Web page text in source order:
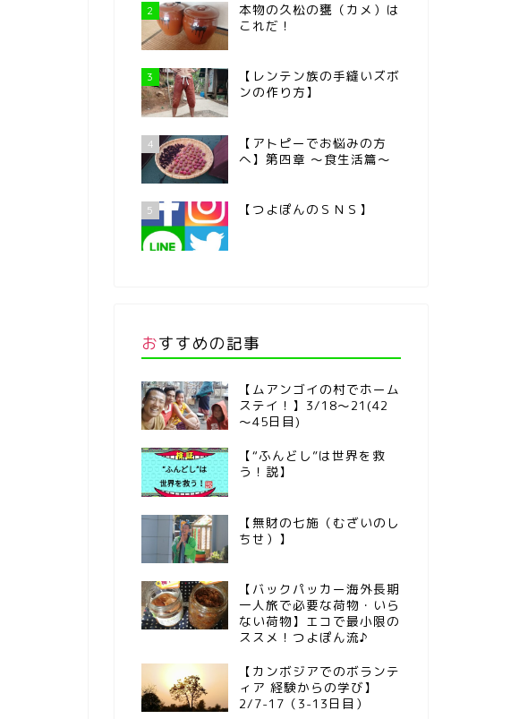
2
本物の久松の甕（カメ）は
これだ！
3
【レンテン族の手縫いズボ
ンの作り方】
4
【アトピーでお悩みの方
へ】第四章 ～食生活篇～
5 【つよぽんのＳＮＳ】
おすすめの記事
【ムアンゴイの村でホーム
ステイ！】3/18～21(42
～45日目)
【“ふんどし”は世界を救
う！説】
【無財の七施（むざいのし
ちせ）】
【バックパッカー海外長期
一人旅で必要な荷物・いら
ない荷物】エコで最小限の
ススメ！つよぽん流♪
【カンボジアでのボランテ
ィア 経験からの学び】
2/7-17（3-13日目）